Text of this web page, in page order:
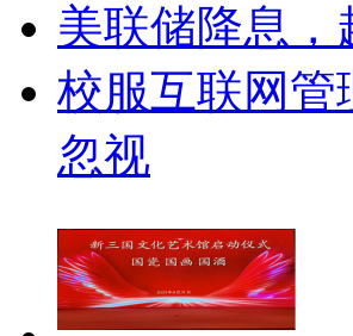
美联储降息
校服互联网管
忽视